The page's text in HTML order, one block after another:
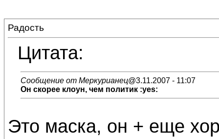
Радость
Цитата:
Сообщение от Меркурианец@3.11.2007 - 11:07
Он скорее клоун, чем политик :yes:
Это маска, он + еще